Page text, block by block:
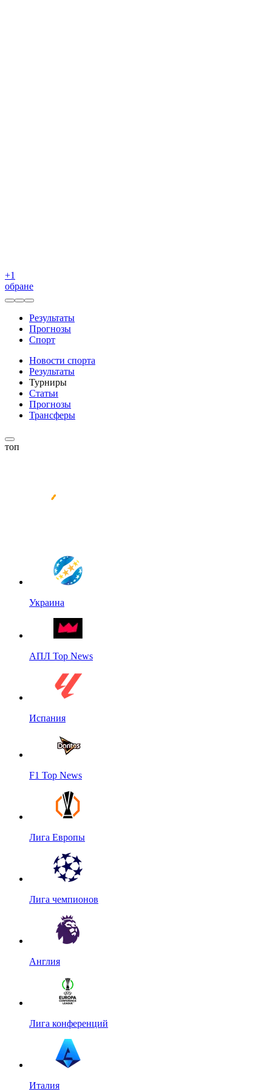
+1
обране
Результаты
Прогнозы
Спорт
Новости спорта
Результаты
Турниры
Статьи
Прогнозы
Трансферы
топ
Украина
АПЛ Top News
Испания
F1 Top News
Лига Европы
Лига чемпионов
Англия
Лига конференций
Италия